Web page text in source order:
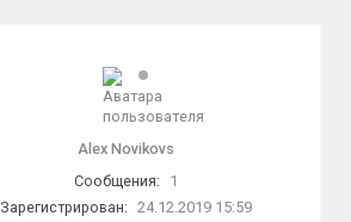
Alex Novikovs
Сообщения:
1
Зарегистрирован: 24.12.2019 15:59